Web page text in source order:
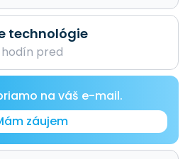
technológie
hodín pred
na váš e-mail.
záujem